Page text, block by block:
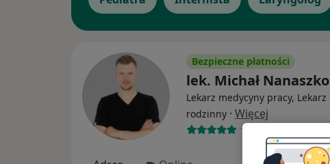
Bezpieczne płatności
lek. Michał Nanaszko
Lekarz medycyny pracy, Lekarz
rodzinny · Więcej
161 opinii